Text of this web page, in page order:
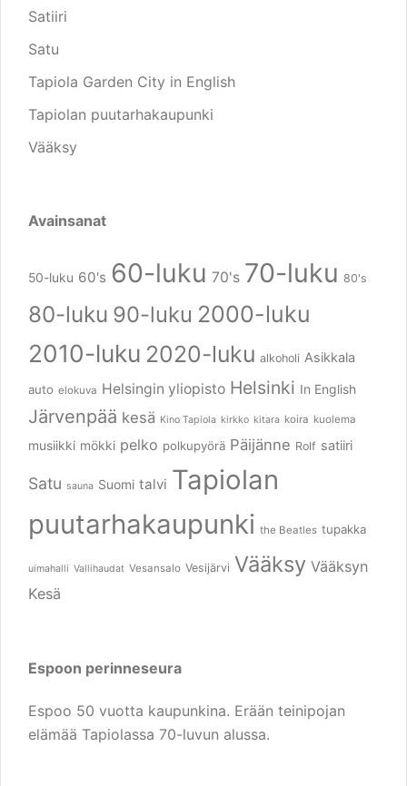
Satiiri
Satu
Tapiola Garden City in English
Tapiolan puutarhakaupunki
Vääksy
Avainsanat
50-luku 60's 60-luku 70's 70-luku 80's
80-luku 90-luku 2000-luku
2010-luku 2020-luku alkoholi Asikkala
auto elokuva Helsingin yliopisto Helsinki In English
Järvenpää kesä Kino Tapiola kirkko kitara koira kuolema
musiikki mökki pelko polkupyörä Päijänne Rolf satiiri
Satu sauna Suomi talvi Tapiolan
puutarhakaupunki the Beatles tupakka
uimahalli Vallihaudat Vesansalo Vesijärvi Vääksy Vääksyn
Kesä
Espoon perinneseura
Espoo 50 vuotta kaupunkina. Erään teinipojan
elämää Tapiolassa 70-luvun alussa.